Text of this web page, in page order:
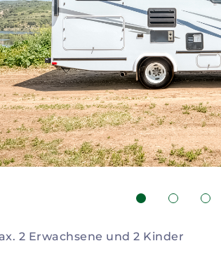
2 3
2 Erwachsene und 2 Kinder